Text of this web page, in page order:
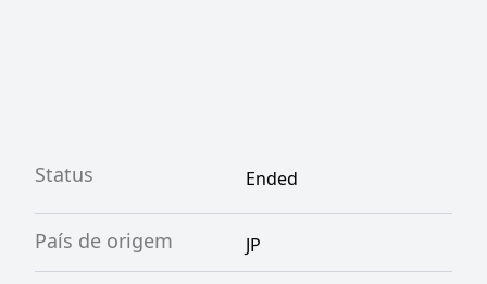
Status Ended
País de origem JP